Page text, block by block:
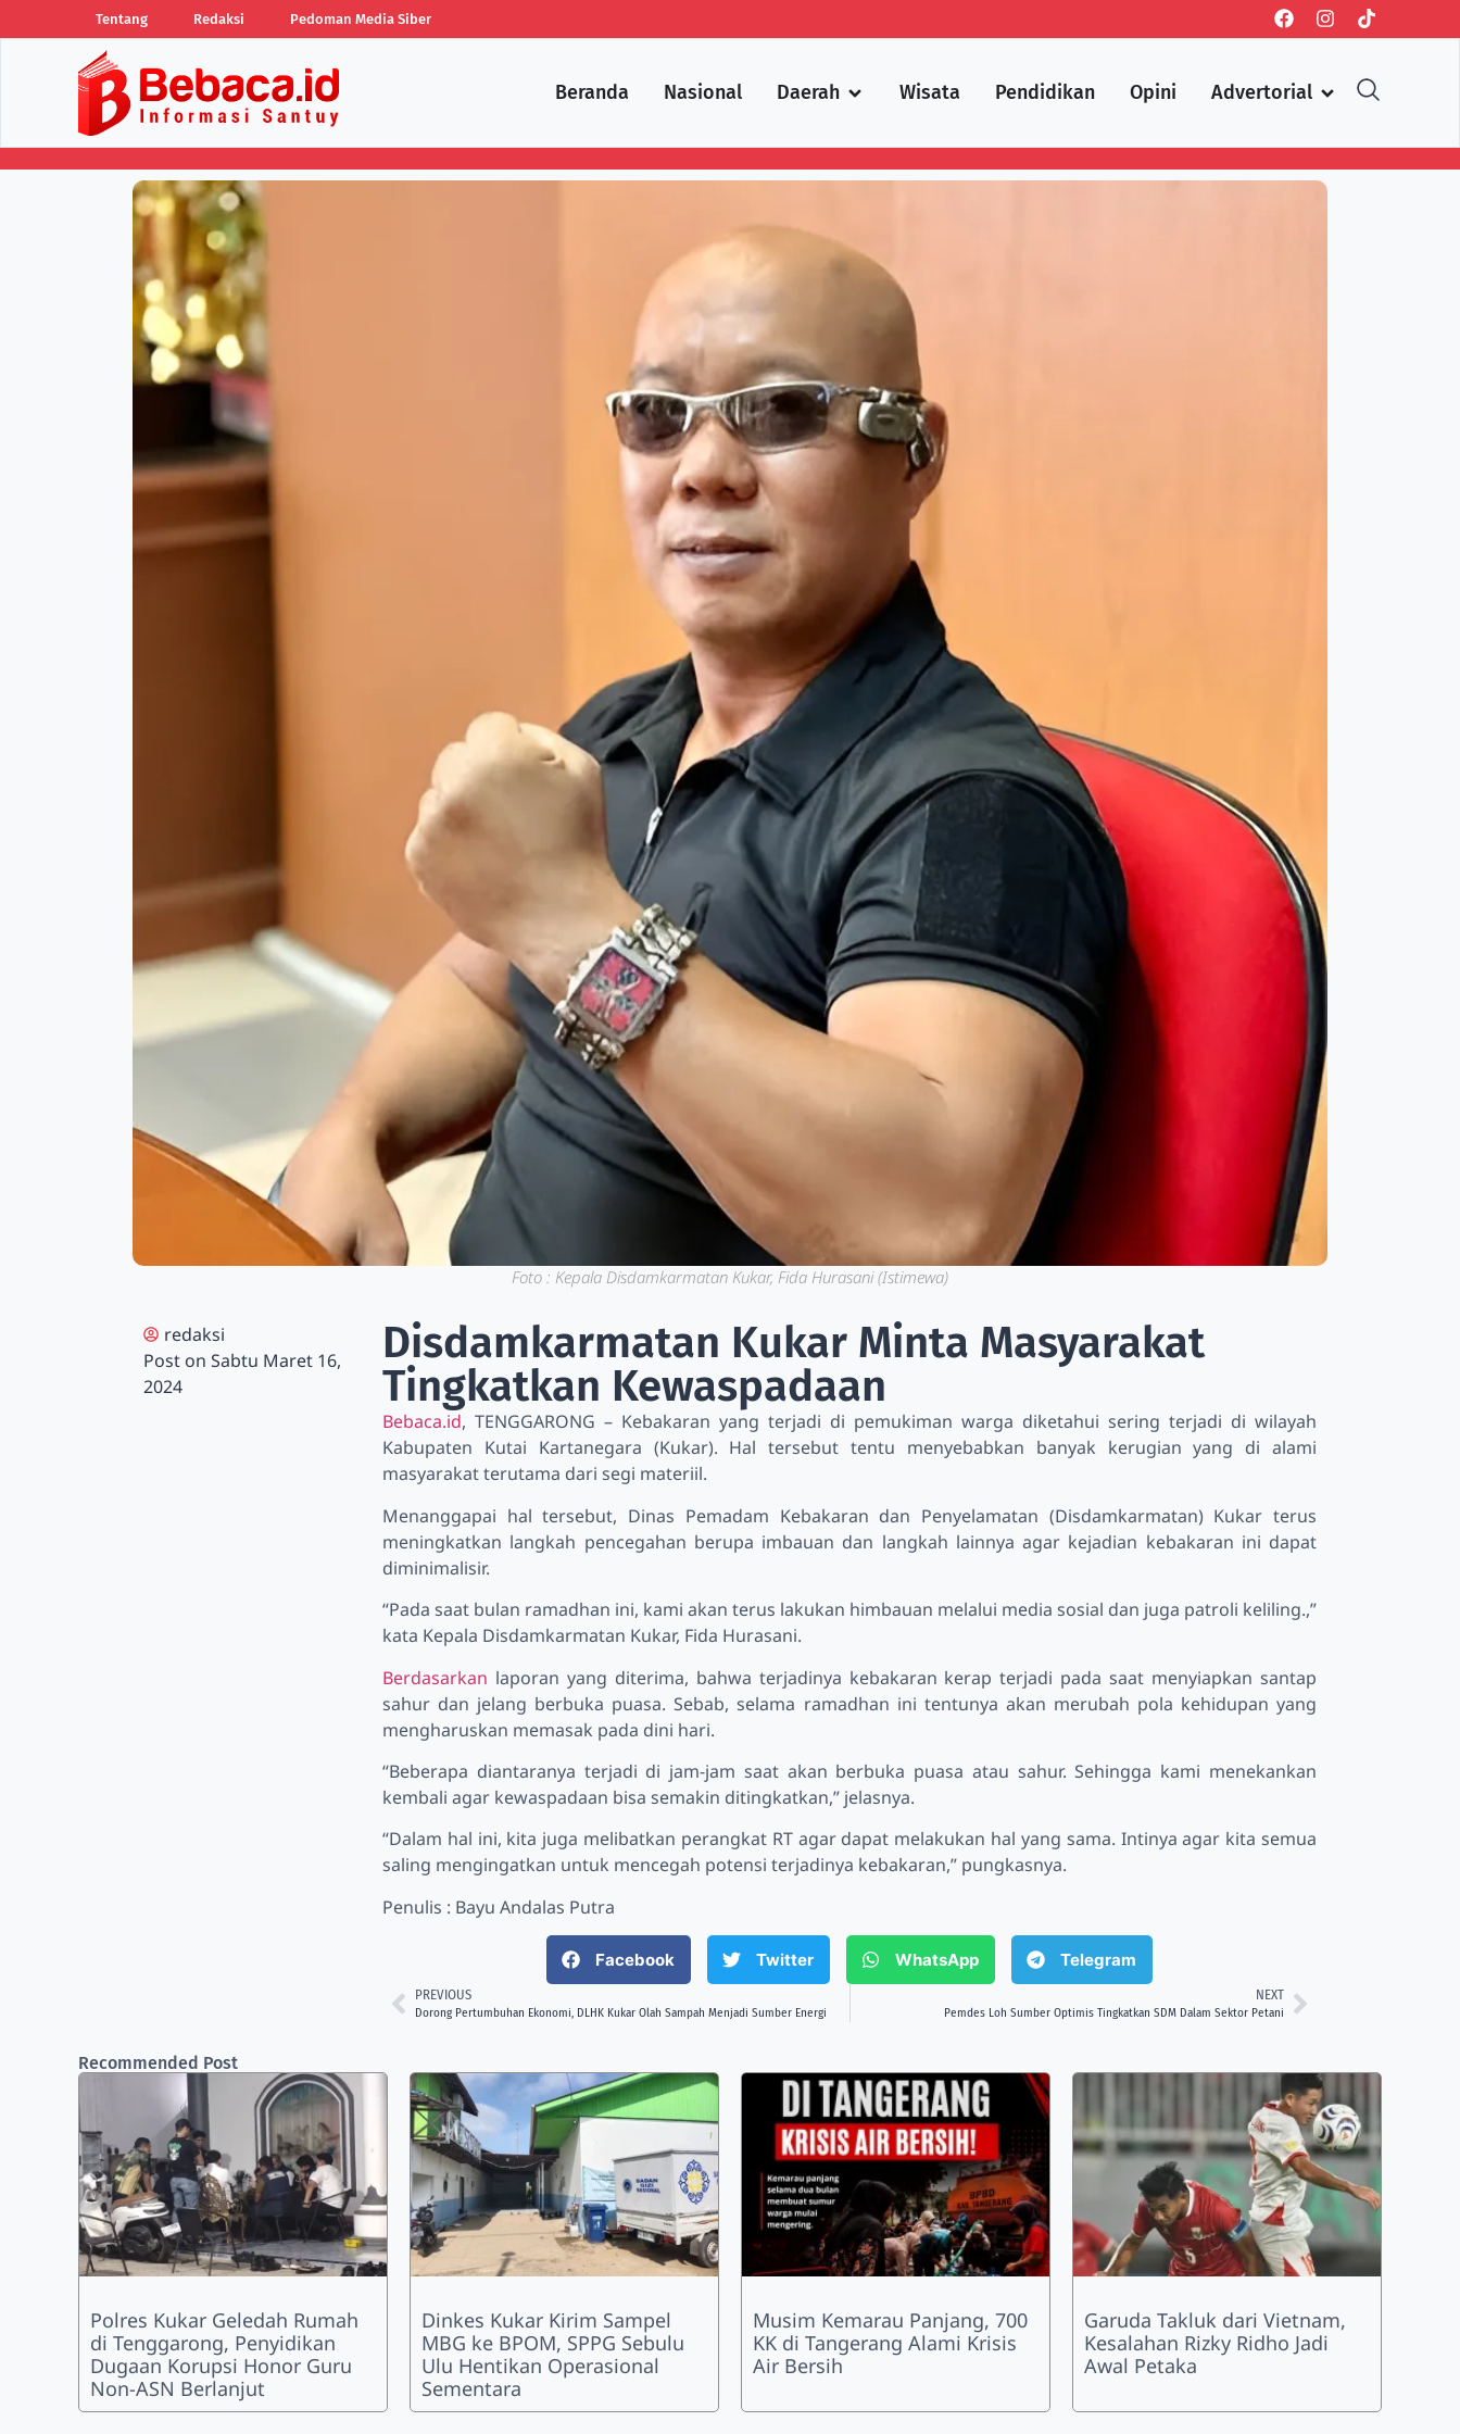
Tentang Redaksi Pedoman Media Siber
Beranda Nasional Daerah Wisata Pendidikan Opini Advertorial
Foto : Kepala Disdamkarmatan Kukar, Fida Hurasani (Istimewa)
redaksi
Post on Sabtu Maret 16,
2024
Disdamkarmatan Kukar Minta Masyarakat
Tingkatkan Kewaspadaan
Bebaca.id, TENGGARONG – Kebakaran yang terjadi di pemukiman warga diketahui sering terjadi di wilayah
Kabupaten Kutai Kartanegara (Kukar). Hal tersebut tentu menyebabkan banyak kerugian yang di alami
masyarakat terutama dari segi materiil.
Menanggapai hal tersebut, Dinas Pemadam Kebakaran dan Penyelamatan (Disdamkarmatan) Kukar terus
meningkatkan langkah pencegahan berupa imbauan dan langkah lainnya agar kejadian kebakaran ini dapat
diminimalisir.
“Pada saat bulan ramadhan ini, kami akan terus lakukan himbauan melalui media sosial dan juga patroli keliling.,”
kata Kepala Disdamkarmatan Kukar, Fida Hurasani.
Berdasarkan laporan yang diterima, bahwa terjadinya kebakaran kerap terjadi pada saat menyiapkan santap
sahur dan jelang berbuka puasa. Sebab, selama ramadhan ini tentunya akan merubah pola kehidupan yang
mengharuskan memasak pada dini hari.
“Beberapa diantaranya terjadi di jam-jam saat akan berbuka puasa atau sahur. Sehingga kami menekankan
kembali agar kewaspadaan bisa semakin ditingkatkan,” jelasnya.
“Dalam hal ini, kita juga melibatkan perangkat RT agar dapat melakukan hal yang sama. Intinya agar kita semua
saling mengingatkan untuk mencegah potensi terjadinya kebakaran,” pungkasnya.
Penulis : Bayu Andalas Putra
Facebook Twitter WhatsApp Telegram
PREVIOUS
Dorong Pertumbuhan Ekonomi, DLHK Kukar Olah Sampah Menjadi Sumber Energi
NEXT
Pemdes Loh Sumber Optimis Tingkatkan SDM Dalam Sektor Petani
Recommended Post
Polres Kukar Geledah Rumah
di Tenggarong, Penyidikan
Dugaan Korupsi Honor Guru
Non-ASN Berlanjut
Dinkes Kukar Kirim Sampel
MBG ke BPOM, SPPG Sebulu
Ulu Hentikan Operasional
Sementara
Musim Kemarau Panjang, 700
KK di Tangerang Alami Krisis
Air Bersih
Garuda Takluk dari Vietnam,
Kesalahan Rizky Ridho Jadi
Awal Petaka